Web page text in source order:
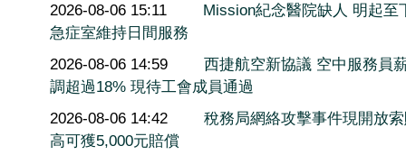
2026-08-06 15:11
Mission紀念醫院缺人 明起至
急症室維持日間服務
2026-08-06 14:59
西捷航空新協議 空中服務員
調超過18% 現待工會成員通過
2026-08-06 14:42
稅務局網絡攻擊事件現開放
高可獲5,000元賠償